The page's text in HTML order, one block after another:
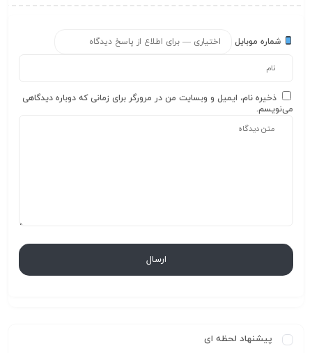
شماره موبایل
ذخیره نام، ایمیل و وبسایت من در مرورگر برای زمانی که دوباره دیدگاهی
می‌نویسم.
پیشنهاد لحظه ای